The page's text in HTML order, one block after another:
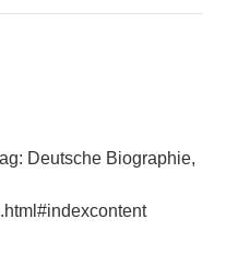
Deutsche Biographie,